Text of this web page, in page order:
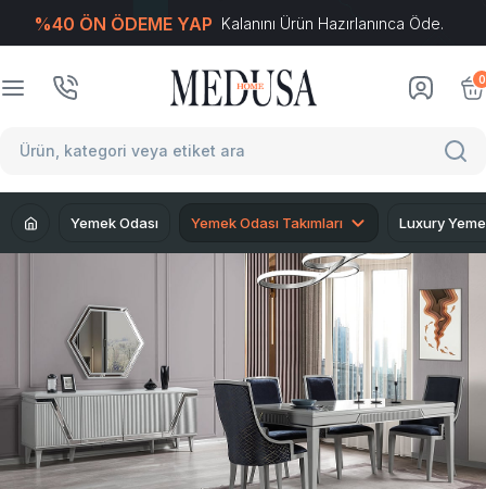
%40 ÖN ÖDEME YAP Kalanını Ürün Hazırlanınca Öde.
0
Yemek Odası Yemek Odası Takımları Luxury
T-Soft E-Ticaret Sistemleriyle Hazırlanmıştır.